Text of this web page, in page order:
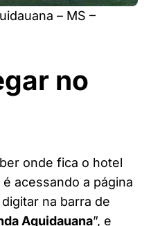
– MS –
no
onde fica o hotel
acessando a página
na barra de
Aquidauana”, e